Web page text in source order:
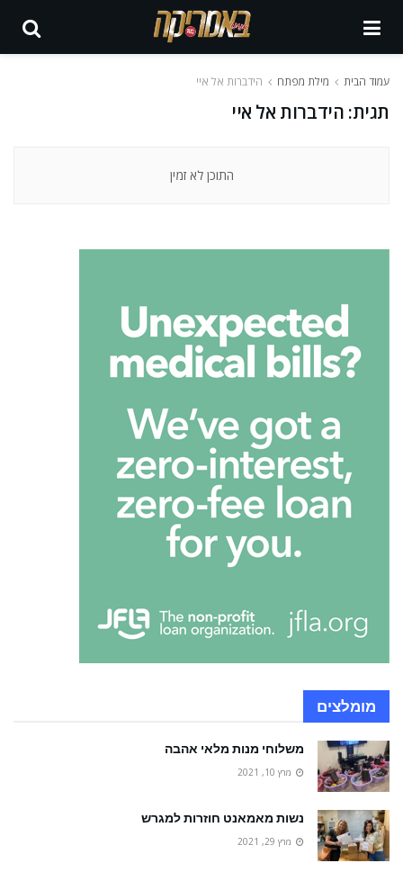
עמוד הבית מילת מפתח הידברות אל איי
תגית: הידברות אל איי
התוכן לא זמין
מומלצים
משלוחי מנות מלאי אהבה
מרץ 10, 2021
נשות מאמאנט חוזרות למגרש
מרץ 29, 2021